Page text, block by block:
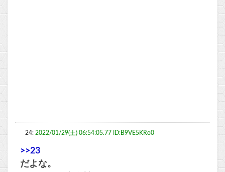
24: 2022/01/29(土) 06:54:05.77 ID:B9VE5KRo0
>>23
だよな。